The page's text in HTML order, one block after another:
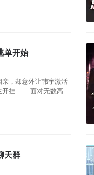
嘿嘿嘿！
单开始
，却意外让韩宇激活
开挂…… 面对无数高冷
你们别想歪了，我不
天群